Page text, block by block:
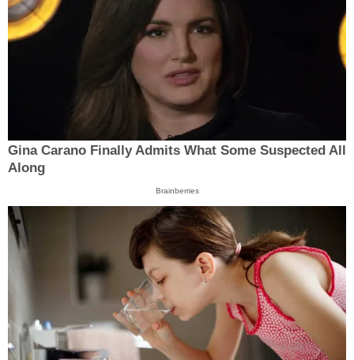
Gina Carano Finally Admits What Some Suspected All
Along
Brainberries